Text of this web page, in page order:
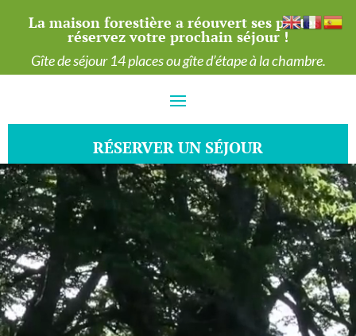
La maison forestière a réouvert ses portes :
réservez votre prochain séjour !
Gîte de séjour 14 places ou gîte d’étape à la chambre.
RÉSERVER UN SÉJOUR
Lecteur
vidéo